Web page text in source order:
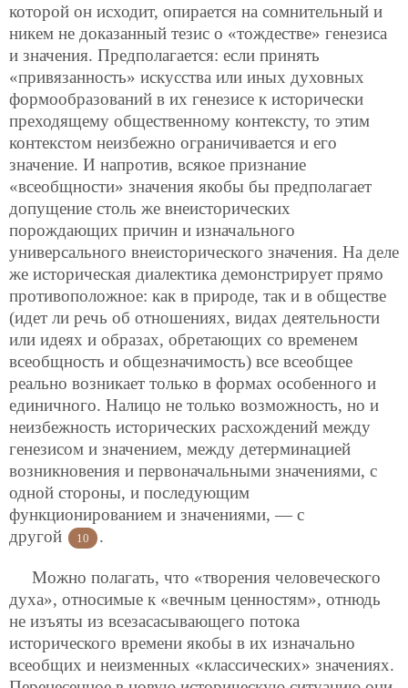
которой он исходит, опирается на сомнительный и
никем не доказанный тезис о «тождестве» генезиса
и значения. Предполагается: если принять
«привязанность» искусства или иных духовных
формообразований в их генезисе к исторически
преходящему общественному контексту, то этим
контекстом неизбежно ограничивается и его
значение. И напротив, всякое признание
«всеобщности» значения якобы бы предполагает
допущение столь же внеисторических
порождающих причин и изначального
универсального внеисторического значения. На деле
же историческая диалектика демонстрирует прямо
противоположное: как в природе, так и в обществе
(идет ли речь об отношениях, видах деятельности
или идеях и образах, обретающих со временем
всеобщность и общезначимость) все всеобщее
реально возникает только в формах особенного и
единичного. Налицо не только возможность, но и
неизбежность исторических расхождений между
генезисом и значением, между детерминацией
возникновения и первоначальными значениями, с
одной стороны, и последующим
функционированием и значениями, — с
другой
10 .
Можно полагать, что «творения человеческого
духа», относимые к «вечным ценностям», отнюдь
не изъяты из всезасасывающего потока
исторического времени якобы в их изначально
всеобщих и неизменных «классических» значениях.